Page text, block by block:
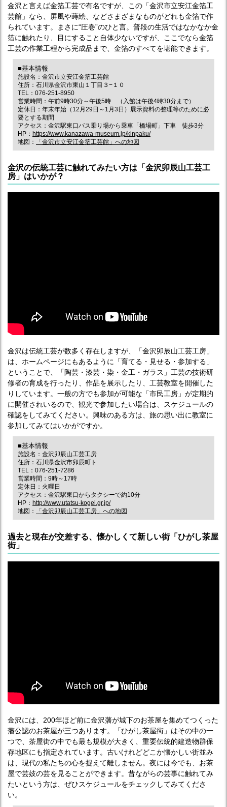
金沢と言えば金箔工芸で有名ですが、この「金沢市立安江金箔工
芸館」なら、屏風や蒔絵、などさまざまなものがどれも金箔で作
られています。まさに“圧巻”のひと言。普段の生活ではなかなか金
箔に触れたり、目にすること自体少ないですが、ここでなら金箔
工芸の作業工程から完成品まで、金箔のすべてを堪能できます。
■基本情報
施設名：金沢市立安江金箔工芸館
住所：石川県金沢市東山１丁目３−１０
TEL：076-251-8950
営業時間：午前9時30分～午後5時 （入館は午後4時30分まで）
定休日：年末年始（12月29日～1月3日）展示資料の整理等のために必
要とする期間
アクセス：金沢駅東口バス乗り場から乗車「橋場町」下車 徒歩3分
HP： https://www.kanazawa-museum.jp/kinpaku/
地図：
「金沢市立安江金箔工芸館」への地図
金沢の伝統工芸に触れてみたい方は「金沢卯辰山工芸工
房」はいかが？
金沢は伝統工芸が数多く存在しますが、「金沢卯辰山工芸工房」
は、ホームページにもあるように「育てる・見せる・参加する」
ということで、「陶芸・漆芸・染・金工・ガラス」工芸の技術研
修者の育成を行ったり、作品を展示したり、工芸教室を開催した
りしています。一般の方でも参加が可能な「市民工房」が定期的
に開催されいるので、観光で参加したい場合は、スケジュールの
確認をしてみてください。興味のある方は、旅の思い出に教室に
参加してみてはいかがですか。
■基本情報
施設名：金沢卯辰山工芸工房
住所：石川県金沢市卯辰町ト
TEL：076-251-7286
営業時間：9時～17時
定休日：火曜日
アクセス：金沢駅東口からタクシーで約10分
HP： http://www.utatsu-kogei.gr.jp/
地図：
「金沢卯辰山工芸工房」への地図
過去と現在が交差する、懐かしくて新しい街「ひがし茶屋
街」
金沢には、200年ほど前に金沢藩が城下のお茶屋を集めてつくった
藩公認のお茶屋が三つあります。「ひがし茶屋街」はその中の一
つで、茶屋街の中でも最も規模が大きく、重要伝統的建造物群保
存地区にも指定されています。古いけれどどこか懐かしい街並み
は、現代の私たちの心を捉えて離しません。夜には今でも、お茶
屋で芸妓の芸を見ることができます。昔ながらの芸事に触れてみ
たいという方は、ぜひスケジュールをチェックしてみてくださ
い。